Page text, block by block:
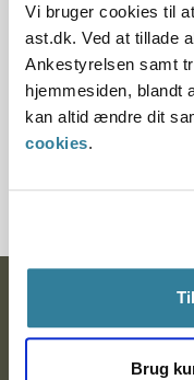
Vi bruger cookies til
ast.dk. Ved at tillade
Ankestyrelsen samt
hjemmesiden, blandt
kan altid ændre dit
cookies.
Brug
10.07.2013
Paragraf
§ 2 § 5